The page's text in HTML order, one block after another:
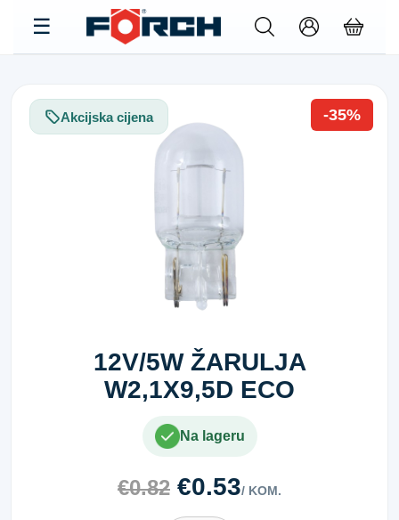
Akcijska cijena -35%
12V/5W ŽARULJA
W2,1X9,5D ECO
Na lageru
€0.82 €0.53/ KOM.